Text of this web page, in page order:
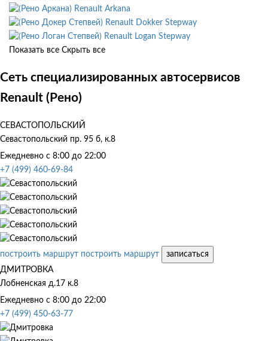
Renault Arkana
Renault Dokker Stepway
Renault Logan Stepway
Показать все Скрыть все
Сеть специализированных автосервисов
Renault (Рено)
СЕВАСТОПОЛЬСКИЙ
Севастопольский пр. 95 б, к.8
Ежедневно с 8:00 до 22:00
+7 (499) 460-69-84
построить маршрут построить маршрут
записаться
ДМИТРОВКА
Лобненская д.17 к.8
Ежедневно с 8:00 до 22:00
+7 (499) 450-63-77